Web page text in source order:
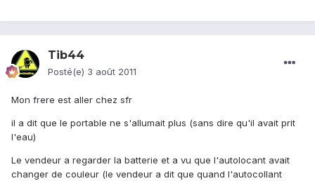
Tib44
Posté(e) 3 août 2011
Mon frere est aller chez sfr
il a dit que le portable ne s'allumait plus (sans dire qu'il avait prit
l'eau)
Le vendeur a regarder la batterie et a vu que l'autolocant avait
changer de couleur (le vendeur a dit que quand l'autocollant